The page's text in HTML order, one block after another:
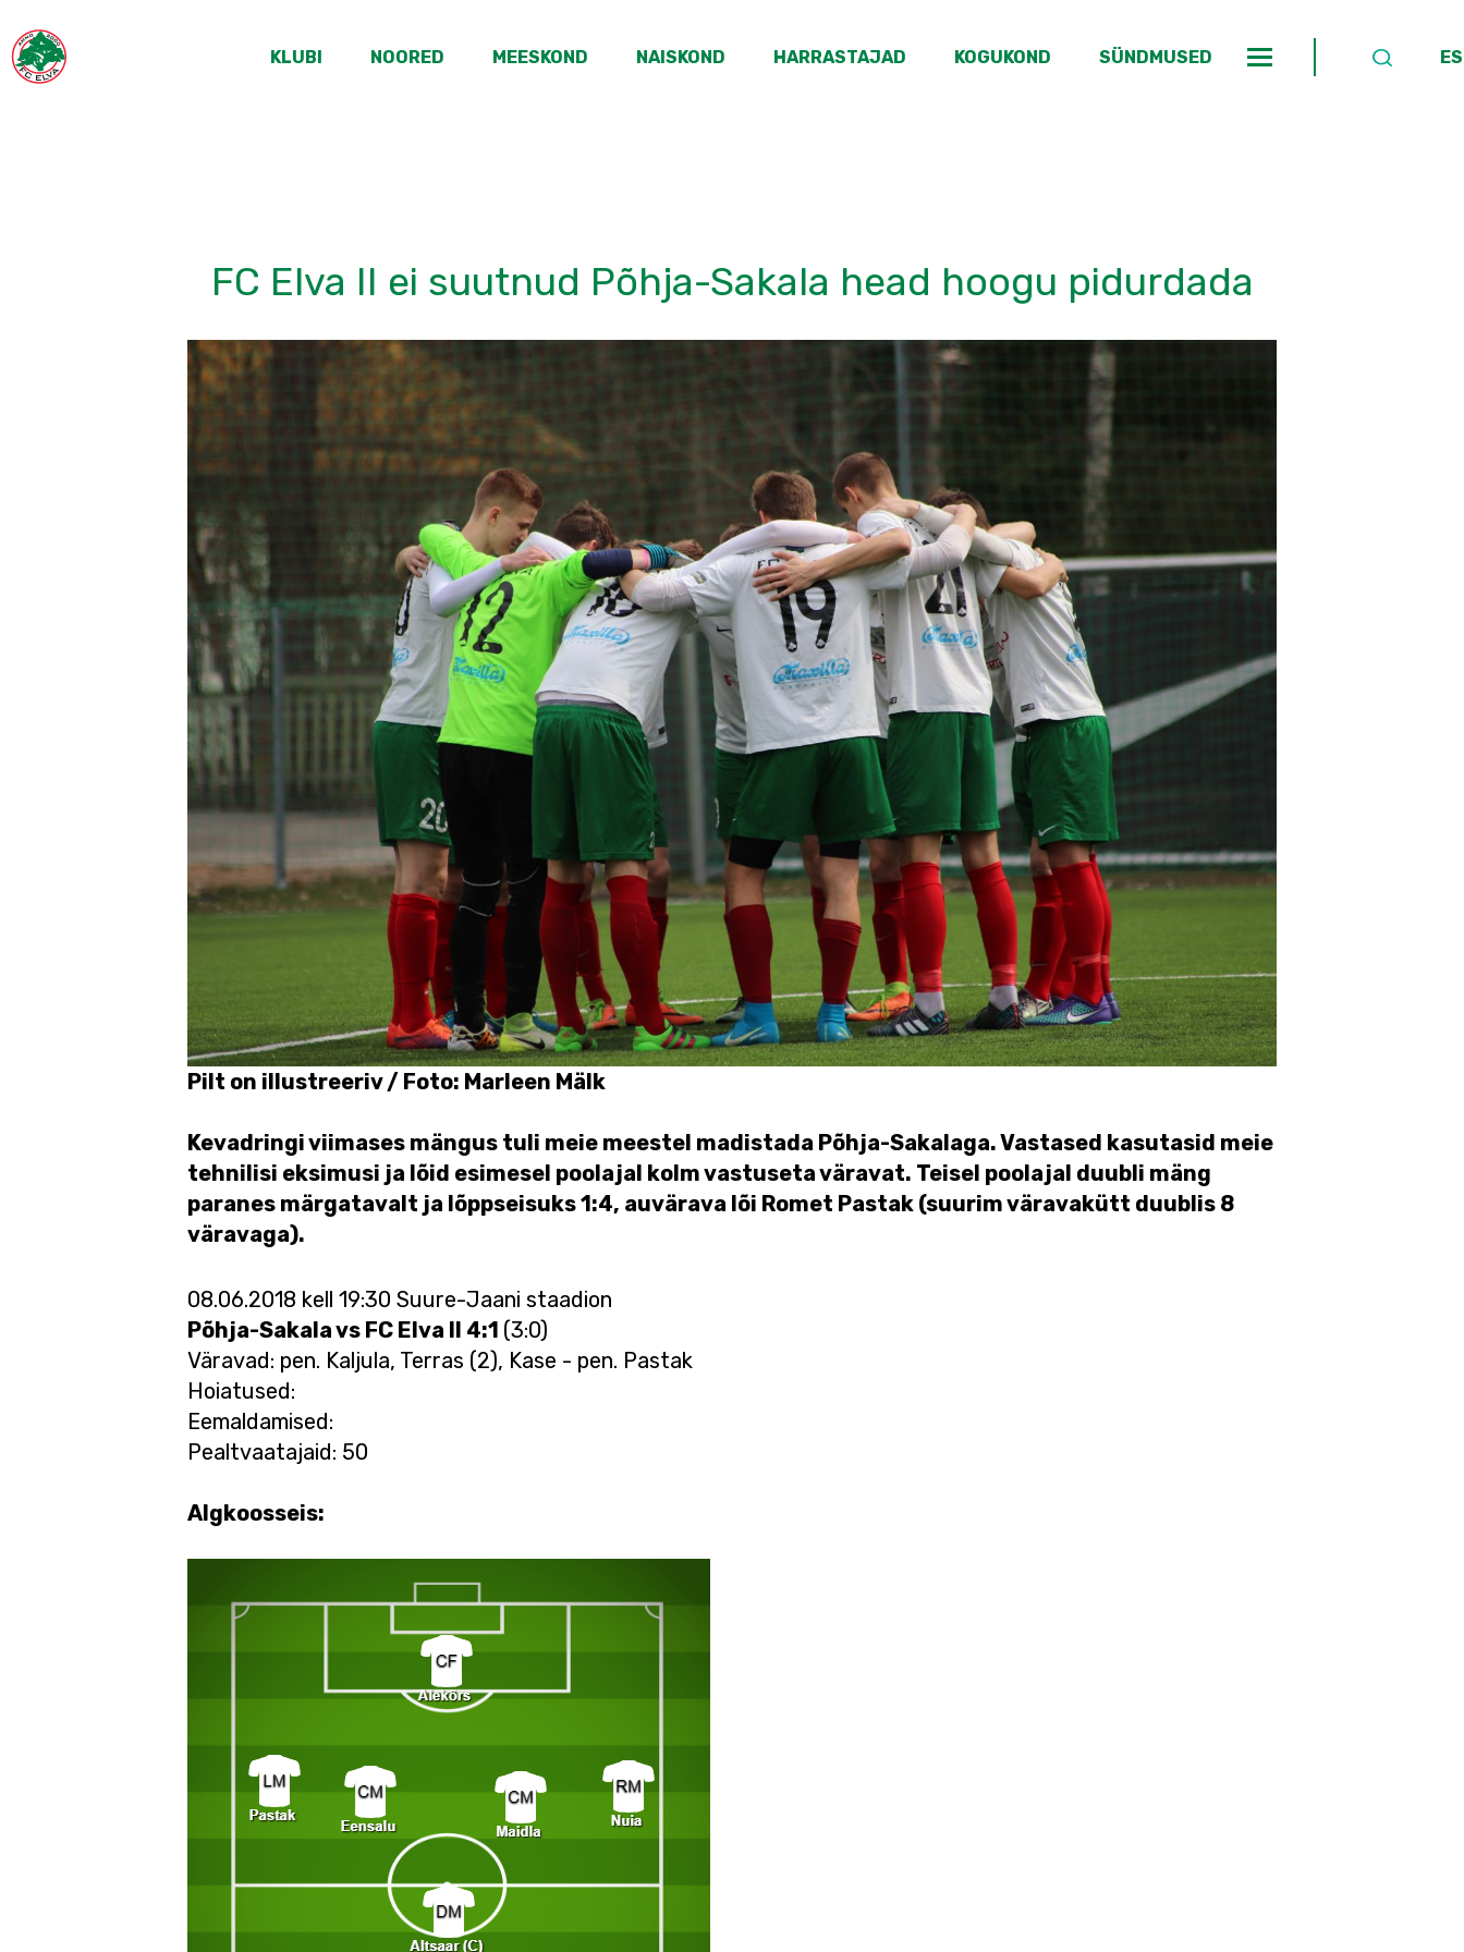
KLUBI NOORED MEESKOND NAISKOND HARRASTAJAD KOGUKOND SÜNDMUSED
FC Elva II ei suutnud Põhja-Sakala head hoogu pidurdada
Pilt on illustreeriv / Foto: Marleen Mälk
Kevadringi viimases mängus tuli meie meestel madistada Põhja-Sakalaga. Vastased kasutasid meie
tehnilisi eksimusi ja lõid esimesel poolajal kolm vastuseta väravat. Teisel poolajal duubli mäng
paranes märgatavalt ja lõppseisuks 1:4, auvärava lõi Romet Pastak (suurim väravakütt duublis 8
väravaga).
08.06.2018 kell 19:30 Suure-Jaani staadion
Põhja-Sakala vs FC Elva II 4:1 (3:0)
Väravad: pen. Kaljula, Terras (2), Kase - pen. Pastak
Hoiatused:
Eemaldamised:
Pealtvaatajaid: 50
Algkoosseis: